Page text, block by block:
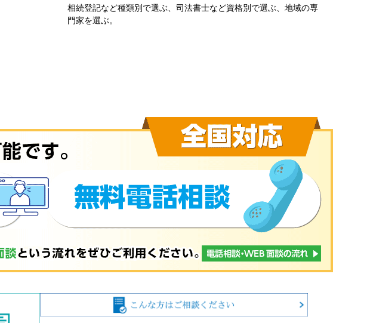
相続登記など種類別で選ぶ、司法書士など資格別で選ぶ、地域の専
門家を選ぶ。